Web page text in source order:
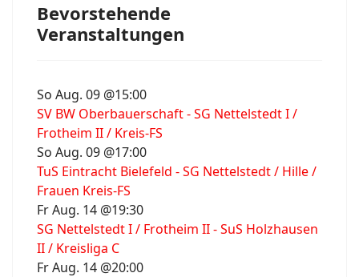
Bevorstehende
Veranstaltungen
So Aug. 09 @15:00
SV BW Oberbauerschaft - SG Nettelstedt I /
Frotheim II / Kreis-FS
So Aug. 09 @17:00
TuS Eintracht Bielefeld - SG Nettelstedt / Hille /
Frauen Kreis-FS
Fr Aug. 14 @19:30
SG Nettelstedt I / Frotheim II - SuS Holzhausen
II / Kreisliga C
Fr Aug. 14 @20:00